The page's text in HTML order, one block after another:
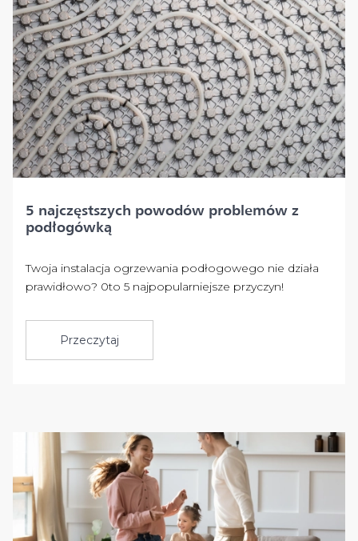
5 najczęstszych powodów problemów z
podłogówką
Twoja instalacja ogrzewania podłogowego nie działa
prawidłowo? 0to 5 najpopularniejsze przyczyn!
Przeczytaj